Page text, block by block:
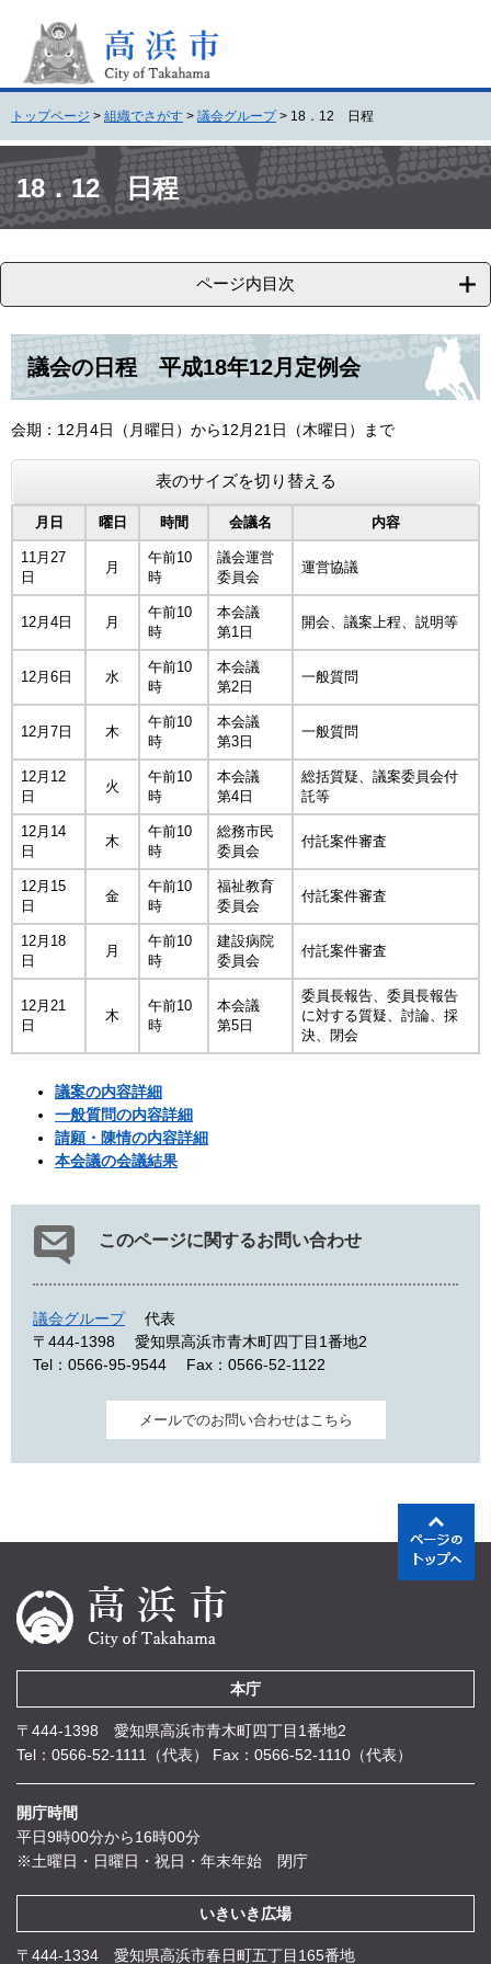
頭
で
す
。
飛
ば
し
て
本
へ
トップページ > 組織でさがす > 議会グループ > 18．12 日程
文 18．12 日程
ページ内目次
議会の日程 平成18年12月定例会
会期：12月4日（月曜日）から12月21日（木曜日）まで
表のサイズを切り替える
月日 曜日 時間 会議名 内容
11月27
日
月
午前10
時
議会運営
委員会
運営協議
12月4日 月
午前10
時
本会議
第1日
開会、議案上程、説明等
12月6日 水
午前10
時
本会議
第2日
一般質問
12月7日 木
午前10
時
本会議
第3日
一般質問
12月12
日
火
午前10
時
本会議
第4日
総括質疑、議案委員会付
託等
12月14
日
木
午前10
時
総務市民
委員会
付託案件審査
12月15
日
金
午前10
時
福祉教育
委員会
付託案件審査
12月18
日
月
午前10
時
建設病院
委員会
付託案件審査
12月21
日
木
午前10
時
本会議
第5日
委員長報告、委員長報告
に対する質疑、討論、採
決、閉会
議案の内容詳細
一般質問の内容詳細
請願・陳情の内容詳細
本会議の会議結果
このページに関するお問い合わせ
議会グループ
代表
〒444-1398
愛知県高浜市青木町四丁目1番地2
Tel：0566-95-9544
Fax：0566-52-1122
メールでのお問い合わせはこちら
本庁
〒444-1398 愛知県高浜市青木町四丁目1番地2
Tel：0566-52-1111（代表）
Fax：0566-52-1110（代表）
開庁時間
平日9時00分から16時00分
※土曜日・日曜日・祝日・年末年始 閉庁
いきいき広場
〒444-1334 愛知県高浜市春日町五丁目165番地